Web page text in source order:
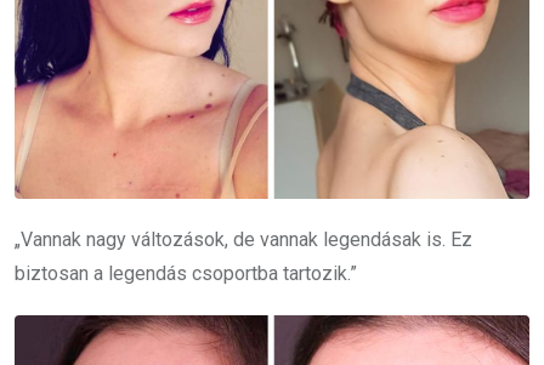
„Vannak nagy változások, de vannak legendásak is. Ez
biztosan a legendás csoportba tartozik.”